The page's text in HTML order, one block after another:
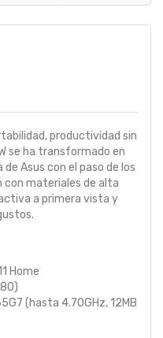
productividad sin
se ha transformado en
Asus con el paso de los
con materiales de alta
a primera vista y
Home
(hasta 4.70GHz, 12MB